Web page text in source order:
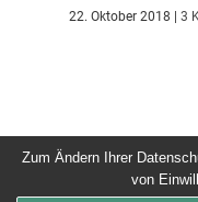
22. Oktober 2018 | 3
© 2026 Dinner
Zum Ändern Ihrer
von